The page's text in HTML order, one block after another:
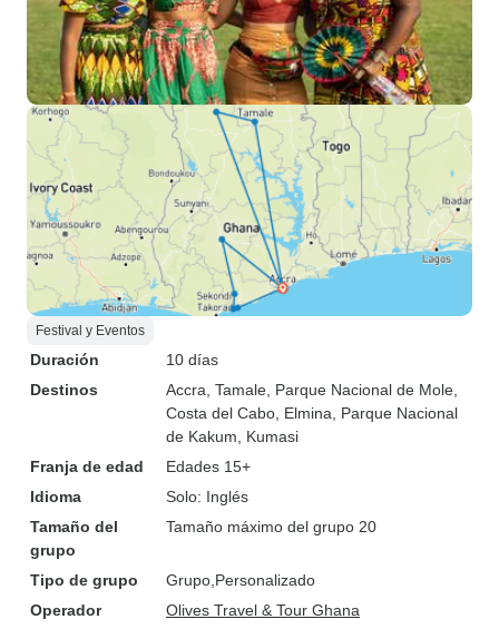
Festival y Eventos
Duración
10 días
Destinos
Accra , Tamale , Parque Nacional de Mole
Costa del Cabo , Elmina , Parque Nacional
de Kakum , Kumasi
Franja de edad
Edades 15+
Idioma
Solo: Inglés
Tamaño del
grupo
Tamaño máximo del grupo 20
Tipo de grupo Grupo Personalizado
Operador
Olives Travel & Tour Ghana